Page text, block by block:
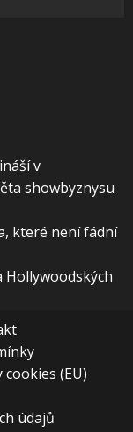
v
showbyznysu
které není fádní
cookies (EU)
údajů